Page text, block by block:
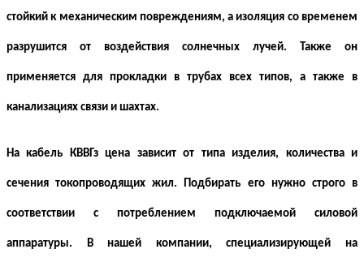
стойкий к механическим повреждениям, а изоляция со временем
разрушится от воздействия солнечных лучей. Также он
применяется для прокладки в трубах всех типов, а также в
канализациях связи и шахтах.
На кабель КВВГз цена зависит от типа изделия, количества и
сечения токопроводящих жил. Подбирать его нужно строго в
соответствии с потреблением подключаемой силовой
аппаратуры. В нашей компании, специализирующей на